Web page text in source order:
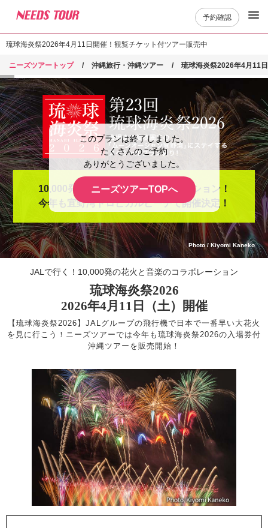
予約確認
琉球海炎祭2026年4月11日開催！観覧チケット付ツアー販売中
ニーズツアートップ 沖縄旅行・沖縄ツアー 琉球海炎祭2026年4月11
このプランは終了しました。
たくさんのご予約
ありがとうございました。
ニーズツアーTOPへ
10,000発の花火と音楽のコラボレーション！
今年も宜野湾トロピカルビーチで開催決定！
Photo / Kiyomi Kaneko
JALで行く！10,000発の花火と音楽のコラボレーション
琉球海炎祭2026
2026年4月11日（土）開催
【琉球海炎祭2026】JALグループの飛行機で日本で一番早い大花火
を見に行こう！ ニーズツアーでは今年も琉球海炎祭2026の入場券付
沖縄ツアーを販売開始！